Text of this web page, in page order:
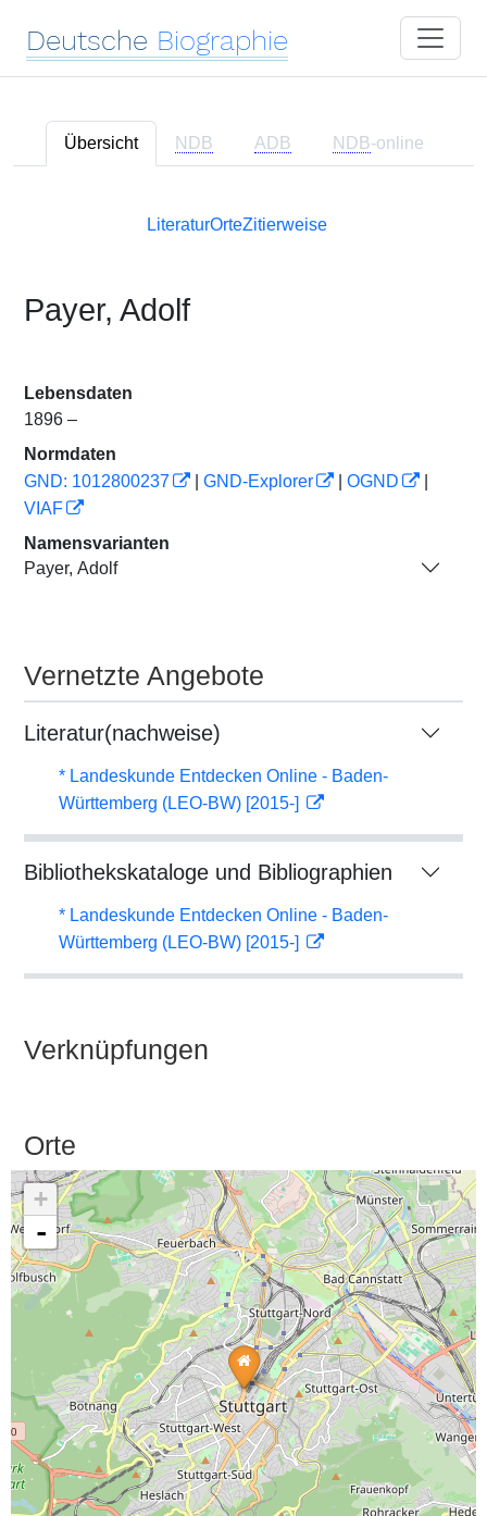
Deutsche Biographie
Übersicht NDB ADB NDB-online
LiteraturOrteZitierweise
Payer, Adolf
Lebensdaten
1896 –
Normdaten
GND: 1012800237
GND-Explorer OGND
VIAF
Namensvarianten
Payer, Adolf
Vernetzte Angebote
Literatur(nachweise)
* Landeskunde Entdecken Online - Baden-
Württemberg (LEO-BW) [2015-]
Bibliothekskataloge und Bibliographien
* Landeskunde Entdecken Online - Baden-
Württemberg (LEO-BW) [2015-]
Verknüpfungen
Orte
+
-